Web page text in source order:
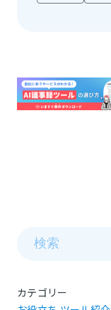
カテゴリー